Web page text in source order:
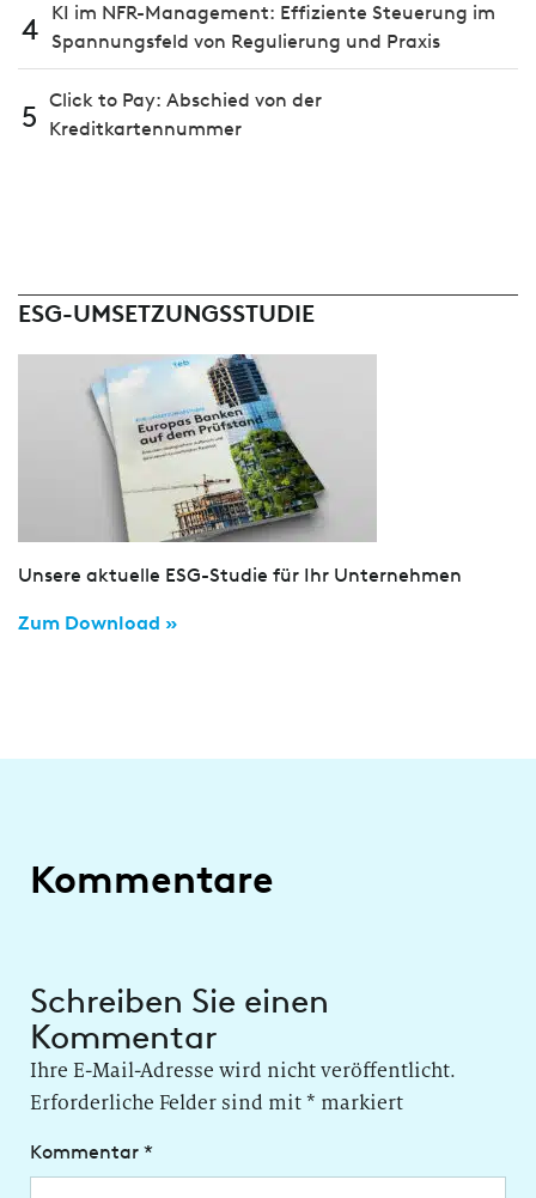
4
KI im NFR-Management: Effiziente Steuerung im
Spannungsfeld von Regulierung und Praxis
5 Click to Pay: Abschied von der
Kreditkartennummer
ESG-UMSETZUNGSSTUDIE
Unsere aktuelle ESG-Studie für Ihr Unternehmen
Zum Download »
Kommentare
Schreiben Sie einen
Kommentar
Ihre E-Mail-Adresse wird nicht veröffentlicht.
Erforderliche Felder sind mit* markiert
Kommentar *